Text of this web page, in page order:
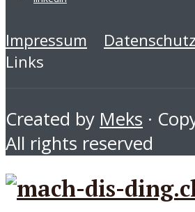
Impressum Datenschutz
Links
Created by Meks ·
All rights reserved